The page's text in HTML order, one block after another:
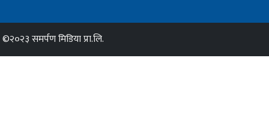
©२०२३ समर्पण मिडिया प्रा.लि.